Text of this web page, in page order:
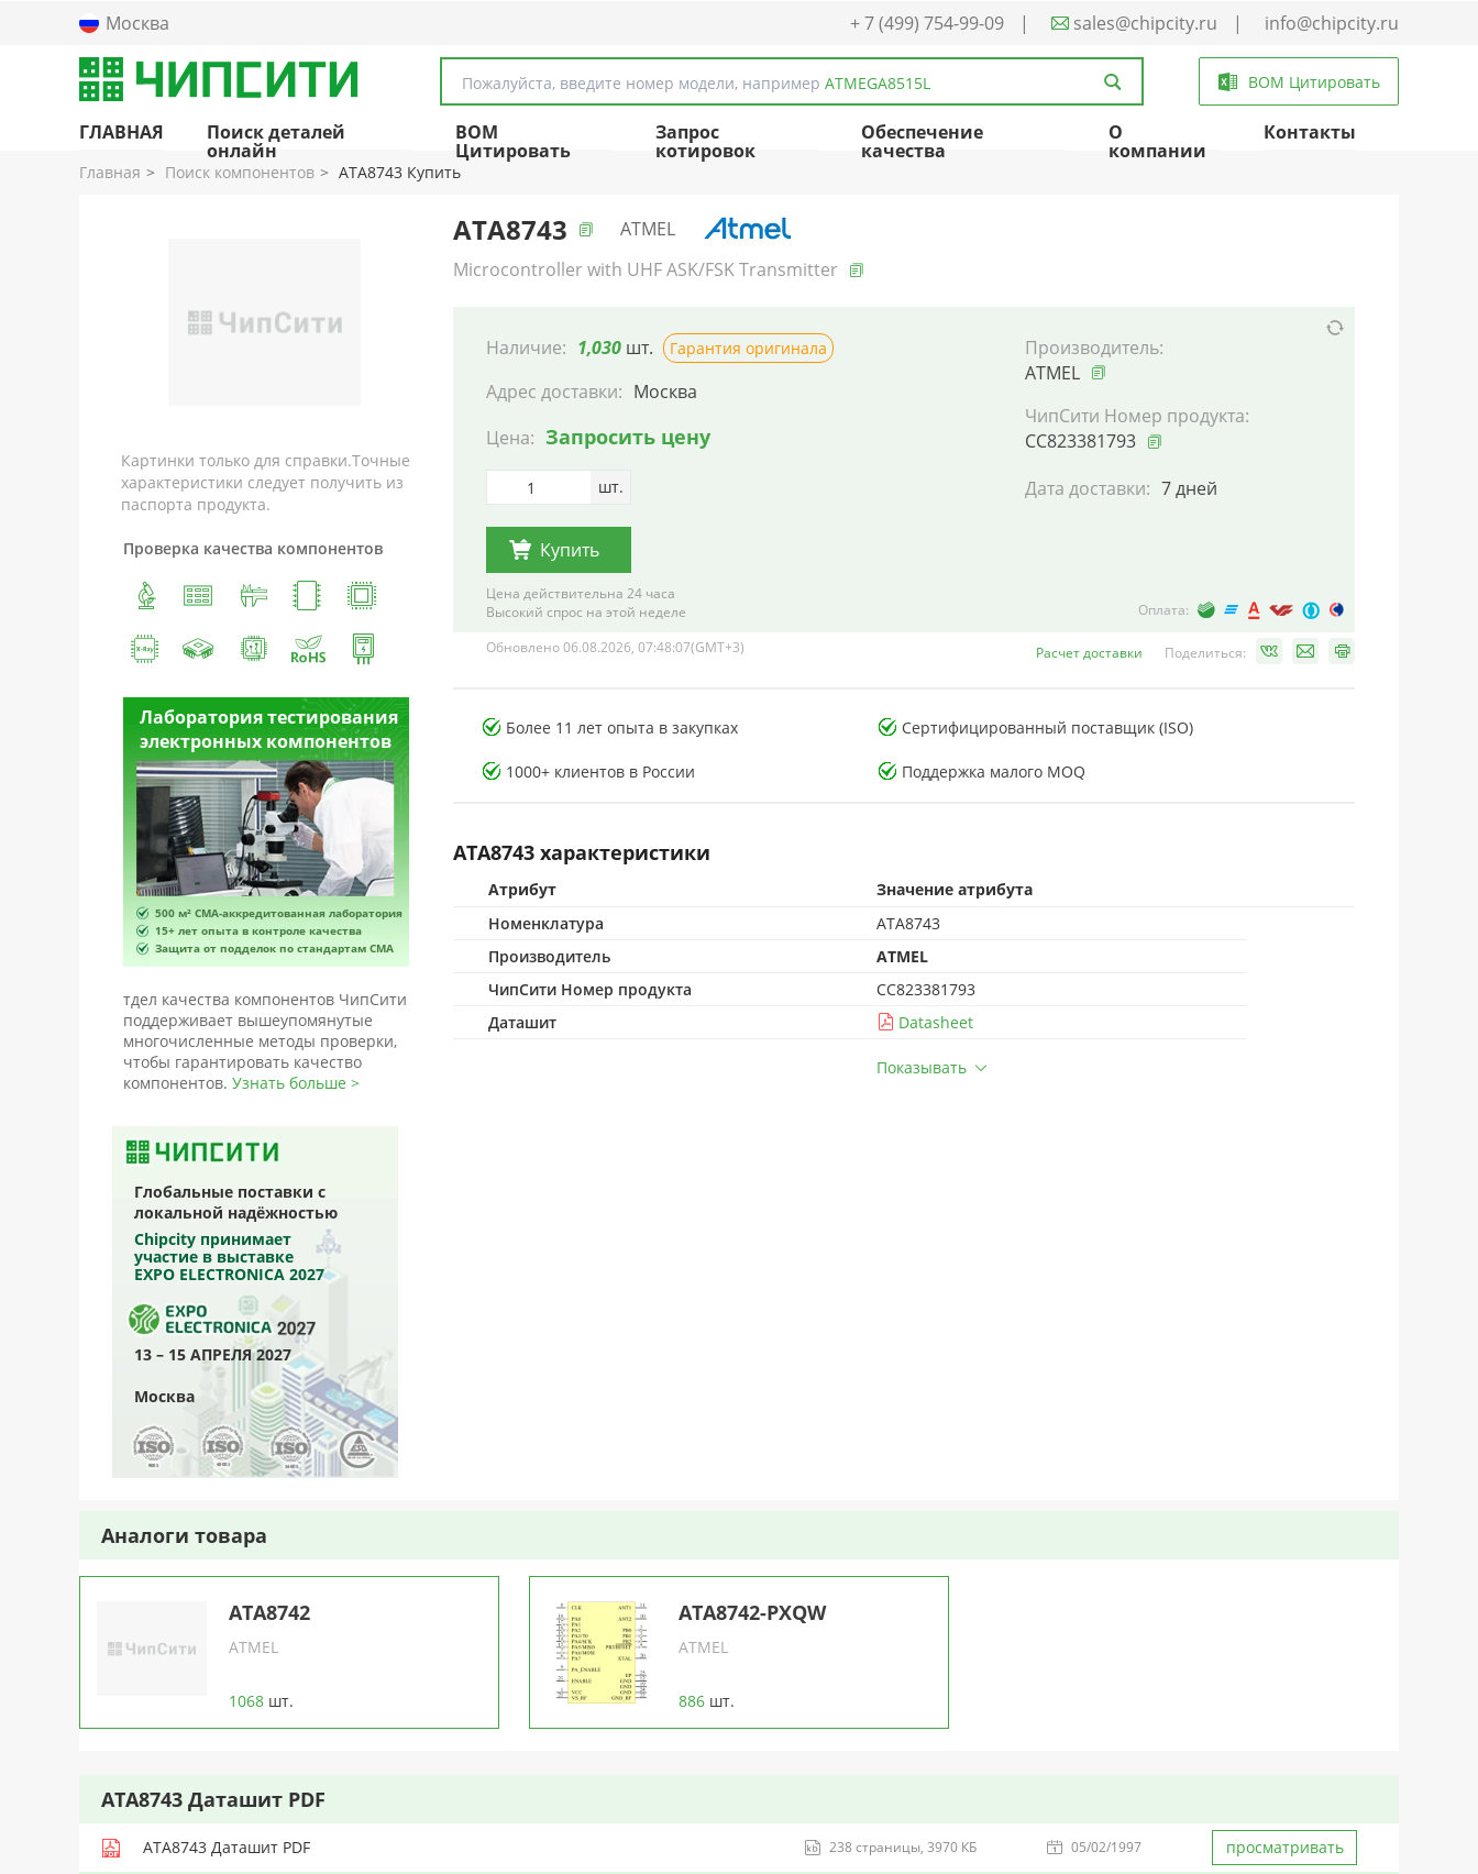
Москва + 7 (499) 754-99-09 | sales@chipcity.ru | info@chipcity.ru
Пожалуйста, введите номер модели, например ATMEGA8515L BOM Цитировать
ГЛАВНАЯ Поиск деталей
онлайн
BOM
Цитировать
Запрос
котировок
Обеспечение
качества
О
компании
Контакты
Главная Поиск компонентов ATA8743 Купить
Картинки только для справки.Точные
характеристики следует получить из
паспорта продукта.
Проверка качества компонентов
Лаборатория тестирования
электронных компонентов
500 м² CMA-аккредитованная лаборатория
15+ лет опыта в контроле качества
Защита от подделок по стандартам CMA
Лаборатория тестирования
электронных компонентов
15+ лет опыта в контроле качества
Защита от подделок по стандартам CMA
Лаборатория тестирования
электронных компонентов
15+ лет опыта в контроле качества
Защита от подделок по стандартам CMA
тдел качества компонентов ЧипСити
поддерживает вышеупомянутые
многочисленные методы проверки,
чтобы гарантировать качество
компонентов. Узнать больше >
Глобальные поставки с
локальной надёжностью
Chipcity принимает
участие в выставке
EXPO ELECTRONICA 2027
13 – 15 АПРЕЛЯ 2027
Москва
ATA8743
ATMEL
Microcontroller with UHF ASK/FSK Transmitter
Наличие: 1,030 шт. Гарантия оригинала
Адрес доставки: Москва
Цена: Запросить цену
шт.
Купить
Цена действительна 24 часа
Высокий спрос на этой неделе
Производитель:
ATMEL
ЧипСити Номер продукта:
CC823381793
Дата доставки: 7 дней
Оплата:
Обновлено 06.08.2026, 07:48:07(GMT+3)
Расчет доставки Поделиться:
Более 11 лет опыта в закупках Сертифицированный поставщик (ISO)
1000+ клиентов в России Поддержка малого MOQ
ATA8743 характеристики
Атрибут
Значение атрибута
Номенклатура
ATA8743
Производитель
ATMEL
ЧипСити Номер продукта
CC823381793
Даташит
Datasheet
Показывать
Аналоги товара
ATA8742
ATMEL
1068 шт.
ATA8742-PXQW
ATMEL
886 шт.
ATA8743 Даташит PDF
ATA8743 Даташит PDF 238 страницы, 3970 КБ 05/02/1997 просматривать